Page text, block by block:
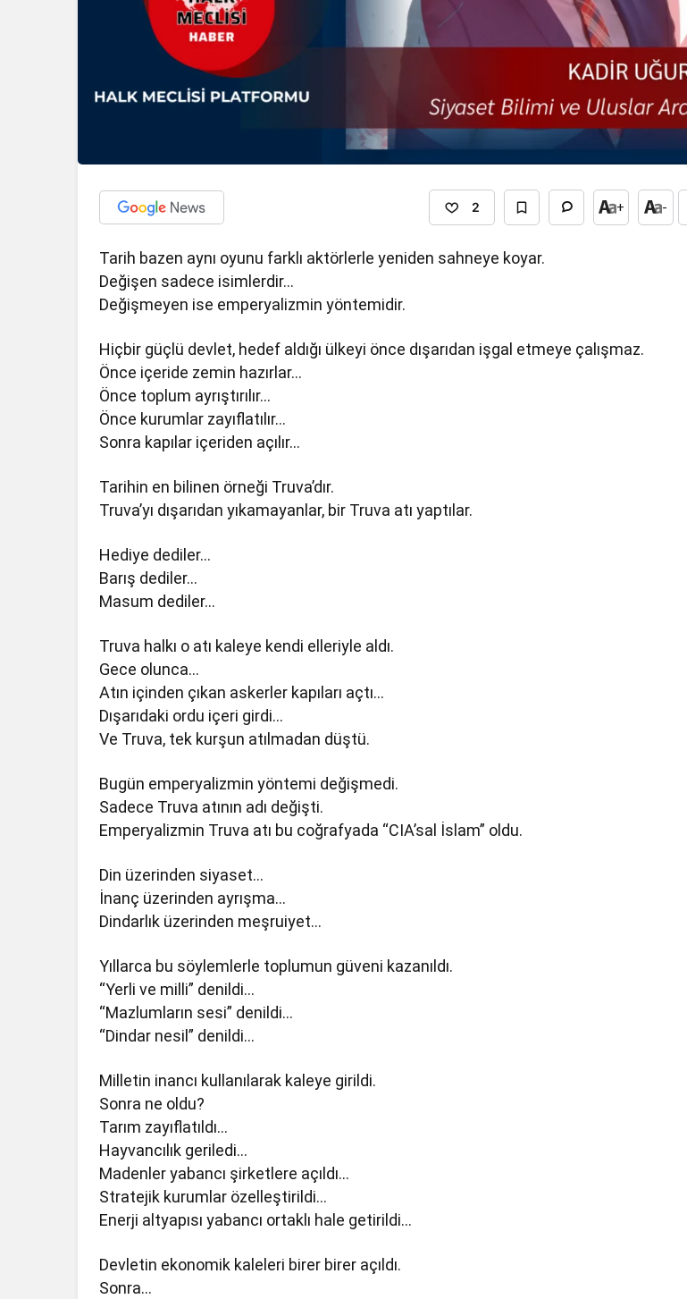
2 + -
Tarih bazen aynı oyunu farklı aktörlerle yeniden sahneye koyar.
Değişen sadece isimlerdir…
Değişmeyen ise emperyalizmin yöntemidir.
Hiçbir güçlü devlet, hedef aldığı ülkeyi önce dışarıdan işgal etmeye çalışmaz.
Önce içeride zemin hazırlar…
Önce toplum ayrıştırılır…
Önce kurumlar zayıflatılır…
Sonra kapılar içeriden açılır…
Tarihin en bilinen örneği Truva’dır.
Truva’yı dışarıdan yıkamayanlar, bir Truva atı yaptılar.
Hediye dediler…
Barış dediler…
Masum dediler…
Truva halkı o atı kaleye kendi elleriyle aldı.
Gece olunca…
Atın içinden çıkan askerler kapıları açtı…
Dışarıdaki ordu içeri girdi…
Ve Truva, tek kurşun atılmadan düştü.
Bugün emperyalizmin yöntemi değişmedi.
Sadece Truva atının adı değişti.
Emperyalizmin Truva atı bu coğrafyada “CIA’sal İslam” oldu.
Din üzerinden siyaset…
İnanç üzerinden ayrışma…
Dindarlık üzerinden meşruiyet…
Yıllarca bu söylemlerle toplumun güveni kazanıldı.
“Yerli ve milli” denildi…
“Mazlumların sesi” denildi…
“Dindar nesil” denildi…
Milletin inancı kullanılarak kaleye girildi.
Sonra ne oldu?
Tarım zayıflatıldı…
Hayvancılık geriledi…
Madenler yabancı şirketlere açıldı…
Stratejik kurumlar özelleştirildi…
Enerji altyapısı yabancı ortaklı hale getirildi…
Devletin ekonomik kaleleri birer birer açıldı.
Sonra…